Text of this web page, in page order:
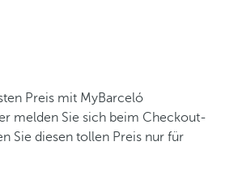
Preis mit MyBarceló
melden Sie sich beim Checkout-
Sie diesen tollen Preis nur für